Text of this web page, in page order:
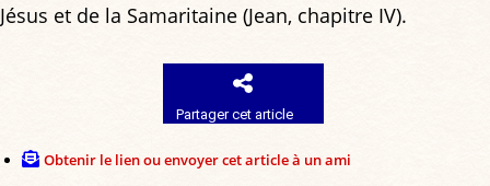
Jésus et de la Samaritaine (Jean, chapitre IV).
Partager cet article
Obtenir le lien ou envoyer cet article à un ami